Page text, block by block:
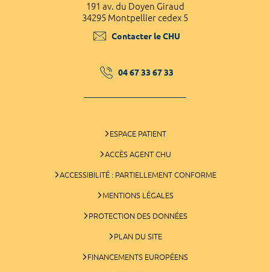
191 av. du Doyen Giraud
34295 Montpellier cedex 5
Contacter le CHU
04 67 33 67 33
ESPACE PATIENT
ACCÈS AGENT CHU
ACCESSIBILITÉ : PARTIELLEMENT CONFORME
MENTIONS LÉGALES
PROTECTION DES DONNÉES
PLAN DU SITE
FINANCEMENTS EUROPÉENS